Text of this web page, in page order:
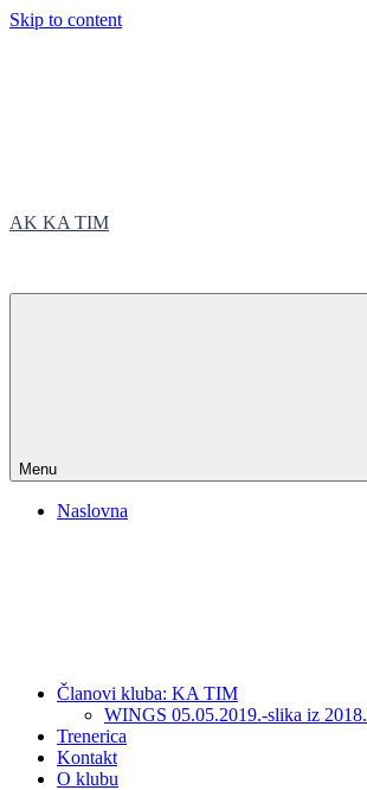
Skip to content
AK KA TIM
Menu
Naslovna
Članovi kluba: KA TIM
WINGS 05.05.2019.-slika iz 2018.
Trenerica
Kontakt
O klubu